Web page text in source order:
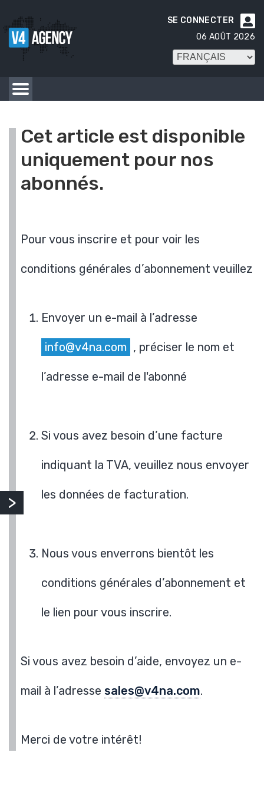

SE CONNECTER
06 AOÛT 2026
Cet article est disponible
uniquement pour nos
abonnés.
Pour vous inscrire et pour voir les
conditions générales d’abonnement veuillez
Envoyer un e-mail à l’adresse
info@v4na.com , préciser le nom et
l’adresse e-mail de l'abonné
Si vous avez besoin d’une facture
indiquant la TVA, veuillez nous envoyer
les données de facturation.
Nous vous enverrons bientôt les
conditions générales d’abonnement et
le lien pour vous inscrire.
Si vous avez besoin d’aide, envoyez un e-
mail à l’adresse sales@v4na.com.
Merci de votre intérêt!